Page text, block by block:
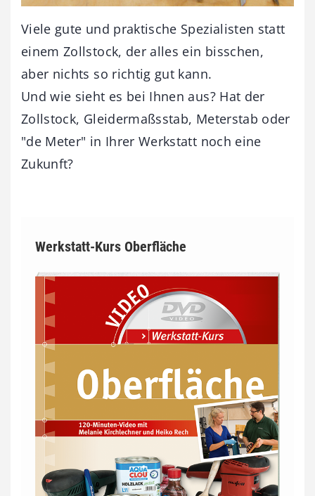
Viele gute und praktische Spezialisten statt
einem Zollstock, der alles ein bisschen,
aber nichts so richtig gut kann.
Und wie sieht es bei Ihnen aus? Hat der
Zollstock, Gleidermaßsstab, Meterstab oder
"de Meter" in Ihrer Werkstatt noch eine
Zukunft?
Werkstatt-Kurs Oberfläche